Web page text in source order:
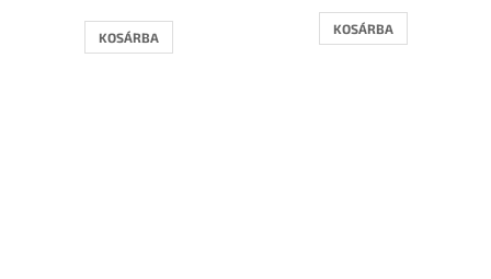
5-
ből
KOSÁRBA
KOSÁRBA